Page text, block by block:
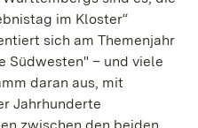
im Kloster“
sich am Themenjahr
Südwesten" – und viele
daran aus, mit
Jahrhunderte